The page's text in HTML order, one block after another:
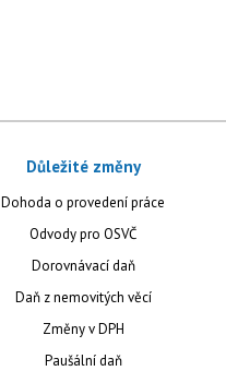
Důležité změny
Dohoda o provedení práce
Odvody pro OSVČ
Dorovnávací daň
Daň z nemovitých věcí
Změny v DPH
Paušální daň